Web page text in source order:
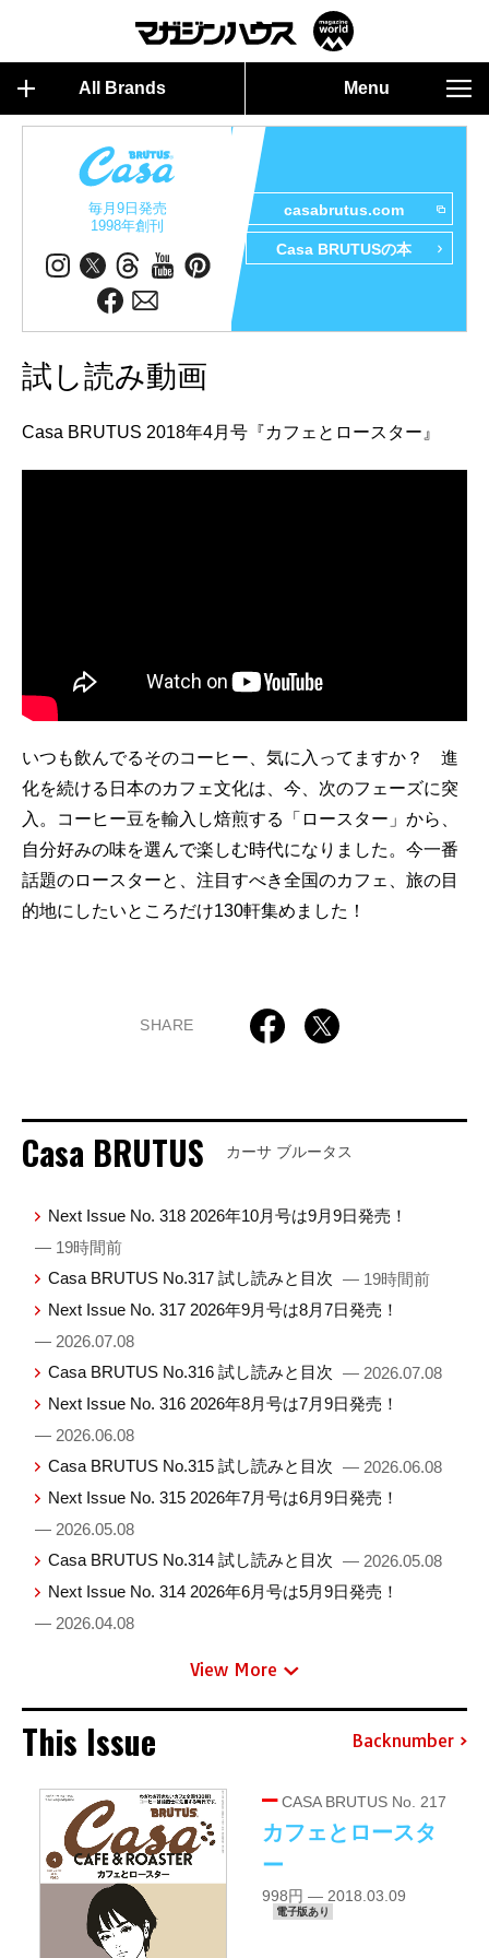
All Brands Menu
毎月9日発売
1998年創刊
casabrutus.com
Casa BRUTUSの本
試し読み動画
Casa BRUTUS 2018年4月号『カフェとロースター』
いつも飲んでるそのコーヒー、気に入ってますか？ 進
化を続ける日本のカフェ文化は、今、次のフェーズに突
入。コーヒー豆を輸入し焙煎する「ロースター」から、
自分好みの味を選んで楽しむ時代になりました。今一番
話題のロースターと、注目すべき全国のカフェ、旅の目
的地にしたいところだけ130軒集めました！
SHARE
Casa BRUTUS カーサ ブルータス
Next Issue No. 318 2026年10月号は9月9日発売！
— 19時間前
Casa BRUTUS No.317 試し読みと目次 — 19時間前
Next Issue No. 317 2026年9月号は8月7日発売！
— 2026.07.08
Casa BRUTUS No.316 試し読みと目次 — 2026.07.08
Next Issue No. 316 2026年8月号は7月9日発売！
— 2026.06.08
Casa BRUTUS No.315 試し読みと目次 — 2026.06.08
Next Issue No. 315 2026年7月号は6月9日発売！
— 2026.05.08
Casa BRUTUS No.314 試し読みと目次 — 2026.05.08
Next Issue No. 314 2026年6月号は5月9日発売！
— 2026.04.08
View More
This Issue Backnumber
CASA BRUTUS No. 217
カフェとロースタ
ー
998円 — 2018.03.09
電子版あり